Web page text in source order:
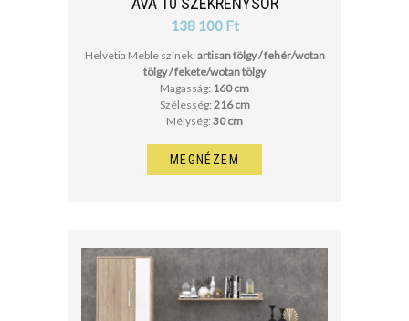
138 100 Ft
Helvetia Meble színek: artisan tölgy / fehér/wotan
tölgy / fekete/wotan tölgy
Magasság: 160 cm
Szélesség: 216 cm
Mélység: 30 cm
MEGNÉZEM